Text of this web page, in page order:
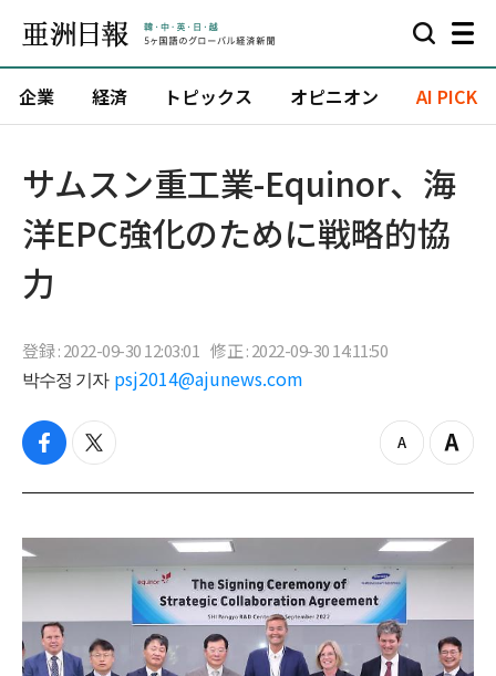
企業 経済 トピックス オピニオン AI PICK
サムスン重工業-Equinor、海
洋EPC強化のために戦略的協
力
登録 : 2022-09-30 12:03:01 修正 : 2022-09-30 14:11:50
박수정 기자 psj2014@ajunews.com
f
c
b
o
t
i
t
r
z
o
o
u
t
Z
o
i